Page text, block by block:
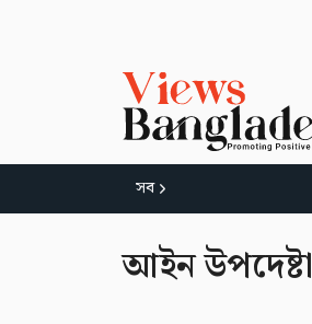
সব
আইন উপদেষ্টা